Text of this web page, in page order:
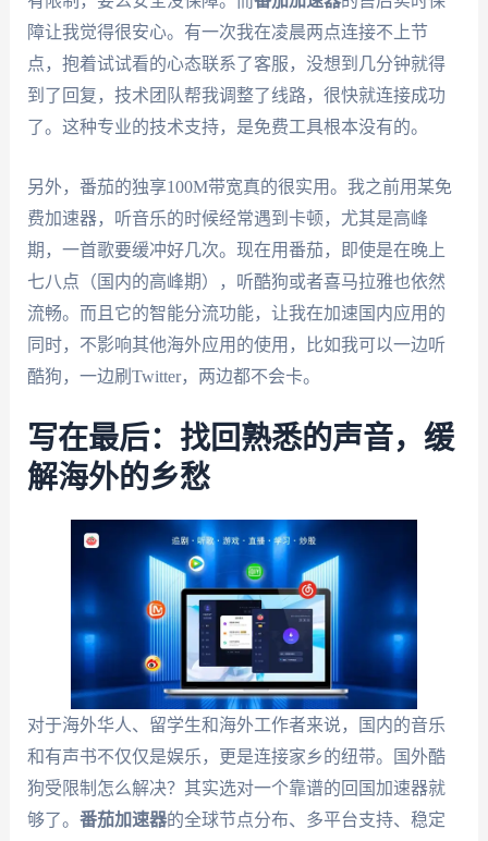
障让我觉得很安心。有一次我在凌晨两点连接不上节
点，抱着试试看的心态联系了客服，没想到几分钟就得
到了回复，技术团队帮我调整了线路，很快就连接成功
了。这种专业的技术支持，是免费工具根本没有的。
另外，番茄的独享100M带宽真的很实用。我之前用某免
费加速器，听音乐的时候经常遇到卡顿，尤其是高峰
期，一首歌要缓冲好几次。现在用番茄，即使是在晚上
七八点（国内的高峰期），听酷狗或者喜马拉雅也依然
流畅。而且它的智能分流功能，让我在加速国内应用的
同时，不影响其他海外应用的使用，比如我可以一边听
酷狗，一边刷Twitter，两边都不会卡。
写在最后：找回熟悉的声音，缓
解海外的乡愁
对于海外华人、留学生和海外工作者来说，国内的音乐
和有声书不仅仅是娱乐，更是连接家乡的纽带。国外酷
狗受限制怎么解决？其实选对一个靠谱的回国加速器就
够了。 番茄加速器的全球节点分布、多平台支持、稳定